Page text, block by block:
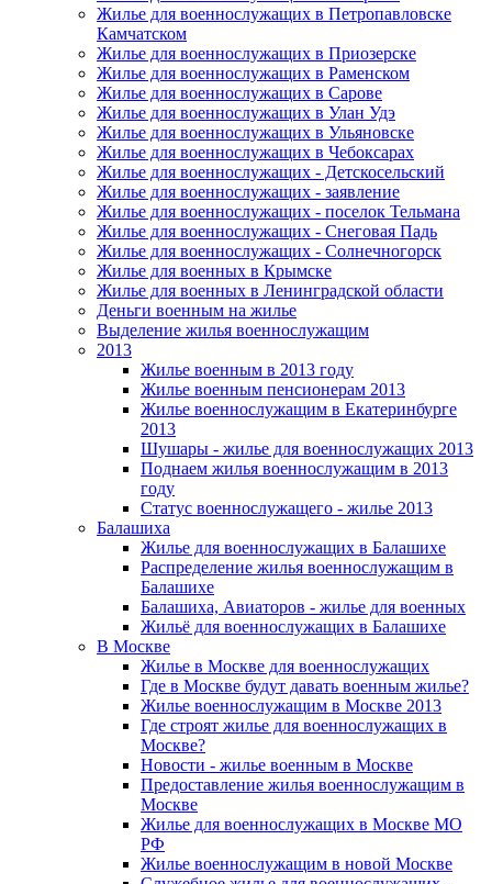
Жилье для военнослужащих в Петропавловске
Камчатском
Жилье для военнослужащих в Приозерске
Жилье для военнослужащих в Раменском
Жилье для военнослужащих в Сарове
Жилье для военнослужащих в Улан Удэ
Жилье для военнослужащих в Ульяновске
Жилье для военнослужащих в Чебоксарах
Жилье для военнослужащих - Детскосельский
Жилье для военнослужащих - заявление
Жилье для военнослужащих - поселок Тельмана
Жилье для военнослужащих - Снеговая Падь
Жилье для военнослужащих - Солнечногорск
Жилье для военных в Крымске
Жилье для военных в Ленинградской области
Деньги военным на жилье
Выделение жилья военнослужащим
2013
Жилье военным в 2013 году
Жилье военным пенсионерам 2013
Жилье военнослужащим в Екатеринбурге
2013
Шушары - жилье для военнослужащих 2013
Поднаем жилья военнослужащим в 2013
году
Статус военнослужащего - жилье 2013
Балашиха
Жилье для военнослужащих в Балашихе
Распределение жилья военнослужащим в
Балашихе
Балашиха, Авиаторов - жилье для военных
Жильё для военнослужащих в Балашихе
В Москве
Жилье в Москве для военнослужащих
Где в Москве будут давать военным жилье?
Жилье военнослужащим в Москве 2013
Где строят жилье для военнослужащих в
Москве?
Новости - жилье военным в Москве
Предоставление жилья военнослужащим в
Москве
Жилье для военнослужащих в Москве МО
РФ
Жилье военнослужащим в новой Москве